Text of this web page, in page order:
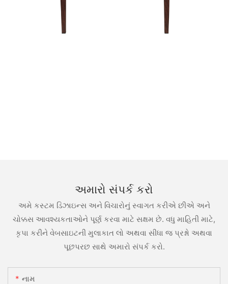
અમારો સંપર્ક કરો
અમે કસ્ટમ ડિઝાઇન્સ અને વિચારોનું સ્વાગત કરીએ છીએ અને
ચોક્કસ આવશ્યકતાઓને પૂર્ણ કરવા માટે સક્ષમ છે. વધુ માહિતી માટે,
કૃપા કરીને વેબસાઇટની મુલાકાત લો અથવા સીધા જ પ્રશ્નો અથવા
પૂછપરછ સાથે અમારો સંપર્ક કરો.
નામ